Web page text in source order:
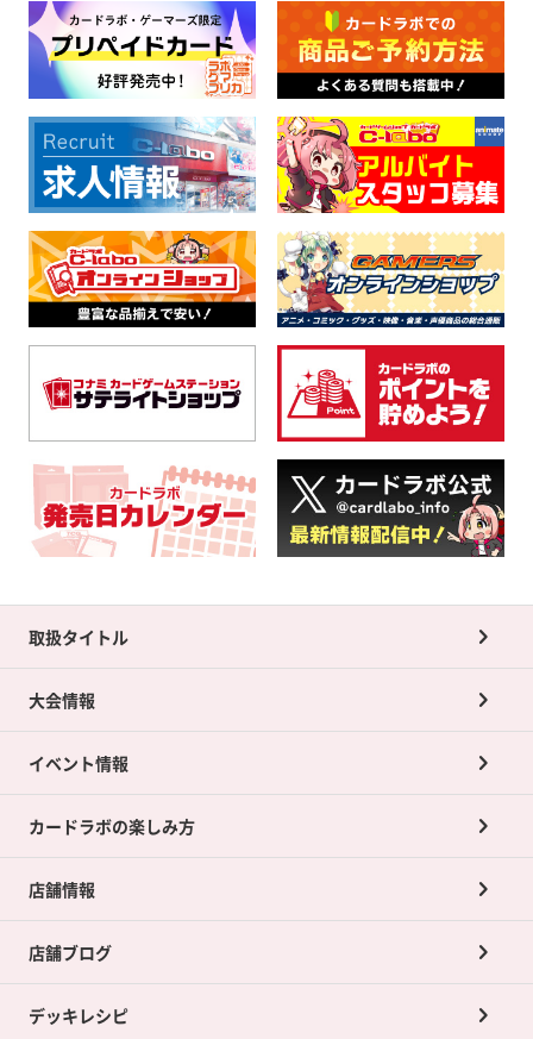
取扱タイトル
大会情報
イベント情報
カードラボの楽しみ方
店舗情報
店舗ブログ
デッキレシピ